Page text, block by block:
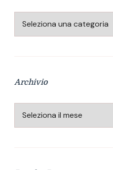
Categorie
Archivio
Archivio